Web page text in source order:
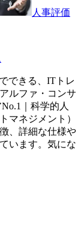
人事評価
できる、ITトレ
ルファ・コンサ
｜科学的人
マネジメント ）
、詳細な仕様や
います。気にな